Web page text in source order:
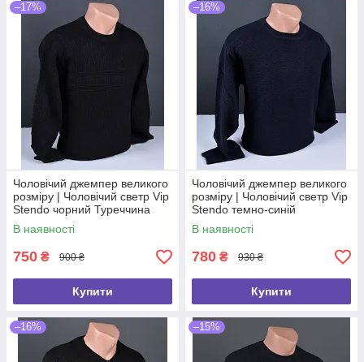
–17%
Чоловічий джемпер великого
розміру | Чоловічий светр Vip
Stendo чорний Туреччина
9012 Б
В наявності
750 ₴ 900 ₴
Купити
–16%
Чоловічий джемпер великого
розміру | Чоловічий светр Vip
Stendo темно-синій
Туреччина 9112 Б
В наявності
780 ₴ 930 ₴
Купити
–16% –15%